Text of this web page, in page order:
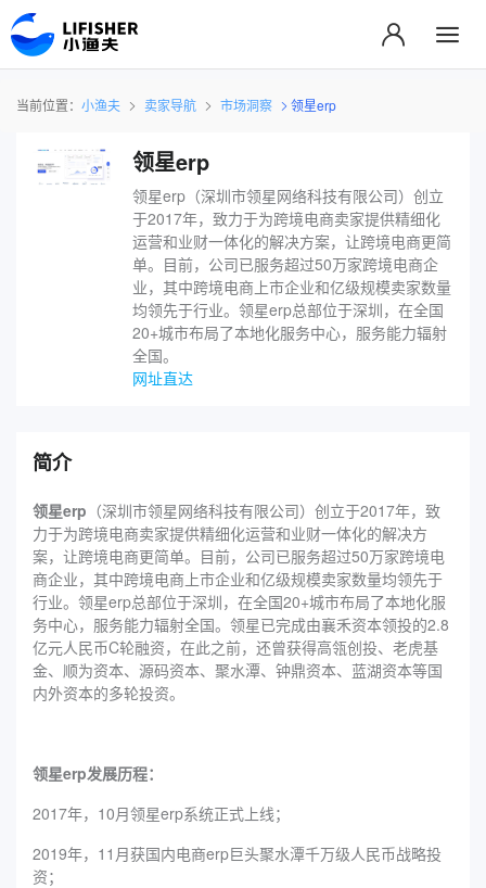
当前位置： 小渔夫 卖家导航 市场洞察 领星erp
领星erp
领星erp（深圳市领星网络科技有限公司）创立
于2017年，致力于为跨境电商卖家提供精细化
运营和业财一体化的解决方案，让跨境电商更简
单。目前，公司已服务超过50万家跨境电商企
业，其中跨境电商上市企业和亿级规模卖家数量
均领先于行业。领星erp总部位于深圳，在全国
20+城市布局了本地化服务中心，服务能力辐射
全国。
网址直达
简介
领星erp （深圳市领星网络科技有限公司）创立于2017年，致
力于为跨境电商卖家提供精细化运营和业财一体化的解决方
案，让跨境电商更简单。目前，公司已服务超过50万家跨境电
商企业，其中跨境电商上市企业和亿级规模卖家数量均领先于
行业。领星erp总部位于深圳，在全国20+城市布局了本地化服
务中心，服务能力辐射全国。领星已完成由襄禾资本领投的2.8
亿元人民币C轮融资，在此之前，还曾获得高瓴创投、老虎基
金、顺为资本、源码资本、聚水潭、钟鼎资本、蓝湖资本等国
内外资本的多轮投资。
领星erp发展历程：
2017年，10月领星erp系统正式上线；
2019年，11月获国内电商erp巨头聚水潭千万级人民币战略投
资；